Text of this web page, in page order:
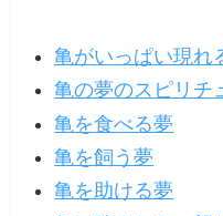
亀がいっぱい現れ
亀の夢のスピリチ
亀を食べる夢
亀を飼う夢
亀を助ける夢